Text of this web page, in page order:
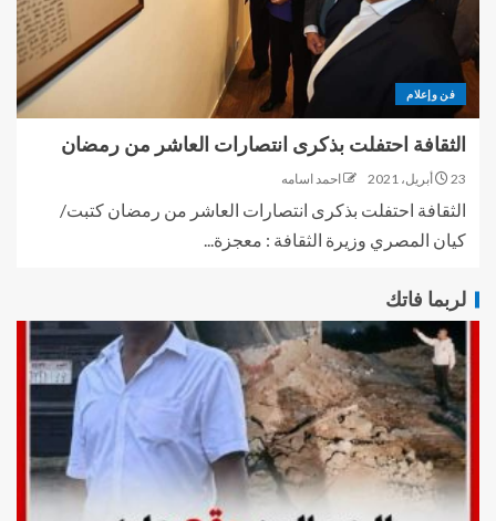
فن وإعلام
الثقافة احتفلت بذكرى انتصارات العاشر من رمضان
23 أبريل، 2021 احمد اسامه
الثقافة احتفلت بذكرى انتصارات العاشر من رمضان كتبت/
كيان المصري وزيرة الثقافة : معجزة...
لربما فاتك